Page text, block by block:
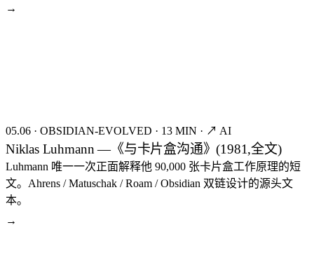
→
05.06 · OBSIDIAN-EVOLVED · 13 MIN · ↗ AI
Niklas Luhmann —《与卡片盒沟通》(1981,全文)
Luhmann 唯一一次正面解释他 90,000 张卡片盒工作原理的短
文。Ahrens / Matuschak / Roam / Obsidian 双链设计的源头文
本。
→